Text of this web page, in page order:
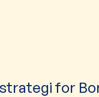
for